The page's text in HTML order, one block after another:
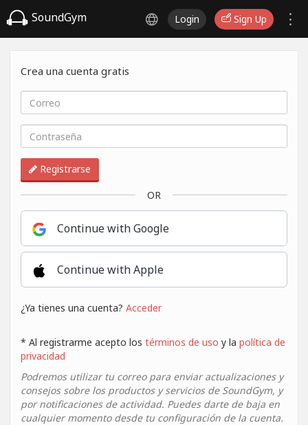
SoundGym Login Sign Up
Crea una cuenta gratis
Registrarse
OR
Continue with Google
Continue with Apple
¿Ya tienes una cuenta? Acceder
* Al registrarme acepto los términos de uso y la política de
privacidad
Podremos utilizar tu correo para enviar actualizaciones y
consejos sobre los productos y servicios de SoundGym, y
por notificaciones de actividad. Puedes darte de baja en
cualquier momento desde tu configuración de la cuenta.